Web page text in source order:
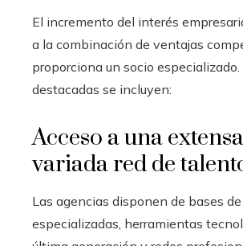
El incremento del interés
a la combinación de ventajas
proporciona un socio
destacadas se incluyen:
Acceso a una
variada red de
Las agencias disponen de bases
especializadas, herramientas